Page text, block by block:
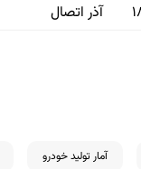
آذر اتصال
آمار تولید خودرو